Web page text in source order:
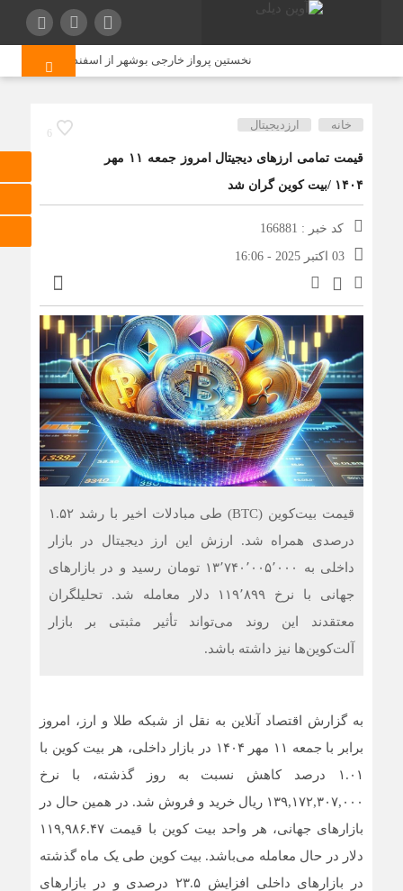
نخستین پرواز خارجی بوشهر از اسفندماه برقرار
6
خانه ارزدیجیتال
قیمت تمامی ارزهای دیجیتال امروز جمعه ۱۱ مهر
۱۴۰۴ /بیت کوین گران شد
کد خبر : 166881
03 اکتبر 2025 - 16:06
قیمت بیت‌کوین (BTC) طی مبادلات اخیر با رشد ۱.۵۲
درصدی همراه شد. ارزش این ارز دیجیتال در بازار
داخلی به ۱۳٬۷۴۰٬۰۰۵٬۰۰۰ تومان رسید و در بازارهای
جهانی با نرخ ۱۱۹٬۸۹۹ دلار معامله شد. تحلیلگران
معتقدند این روند می‌تواند تأثیر مثبتی بر بازار
آلت‌کوین‌ها نیز داشته باشد.
به گزارش اقتصاد آنلاین به نقل از شبکه طلا و ارز، امروز
برابر با جمعه ۱۱ مهر ۱۴۰۴ در بازار داخلی، هر بیت کوین با
۱.۰۱ درصد کاهش نسبت به روز گذشته، با نرخ
۱۳۹,۱۷۲,۳۰۷,۰۰۰ ریال خرید و فروش شد. در همین حال در
بازار‌های جهانی، هر واحد بیت کوین با قیمت ۱۱۹,۹۸۶.۴۷
دلار در حال معامله می‌باشد. بیت کوین طی یک ماه گذشته
در بازار‌های داخلی افزایش ۲۳.۵ درصدی و در بازار‌های